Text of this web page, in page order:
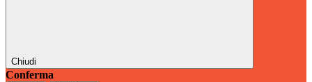
Chiudi
Conferma